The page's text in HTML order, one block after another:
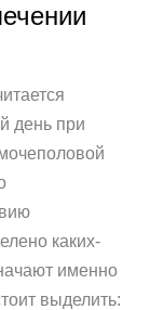
день при
каких-
именно
выделить: